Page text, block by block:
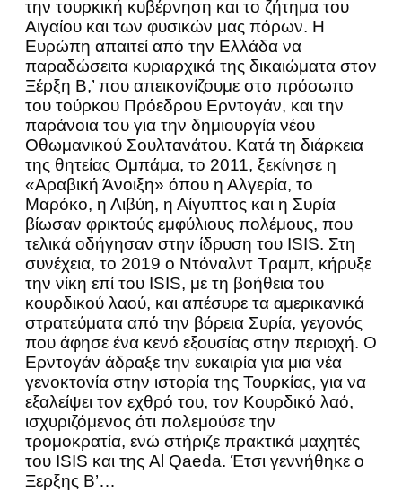
την τουρκική κυβέρνηση και το ζήτημα του
Αιγαίου και των φυσικών μας πόρων. Η
Ευρώπη απαιτεί από την Ελλάδα να
παραδώσειτα κυριαρχικά της δικαιώματα στον
Ξέρξη Β,’ που απεικονίζουμε στο πρόσωπο
του τούρκου Πρόεδρου Ερντογάν, και την
παράνοια του για την δημιουργία νέου
Οθωμανικού Σουλτανάτου. Κατά τη διάρκεια
της θητείας Ομπάμα, το 2011, ξεκίνησε η
«Αραβική Άνοιξη» όπου η Αλγερία, το
Μαρόκο, η Λιβύη, η Αίγυπτος και η Συρία
βίωσαν φρικτούς εμφύλιους πολέμους, που
τελικά οδήγησαν στην ίδρυση του ISIS. Στη
συνέχεια, το 2019 o Ντόναλντ Τραμπ, κήρυξε
την νίκη επί του ISIS, με τη βοήθεια του
κουρδικού λαού, και απέσυρε τα αμερικανικά
στρατεύματα από την βόρεια Συρία, γεγονός
που άφησε ένα κενό εξουσίας στην περιοχή. Ο
Ερντογάν άδραξε την ευκαιρία για μια νέα
γενοκτονία στην ιστορία της Τουρκίας, για να
εξαλείψει τον εχθρό του, τον Κουρδικό λαό,
ισχυριζόμενος ότι πολεμούσε την
τρομοκρατία, ενώ στήριζε πρακτικά μαχητές
του ISIS και της Al Qaeda. Έτσι γεννήθηκε ο
Ξερξης Β’…